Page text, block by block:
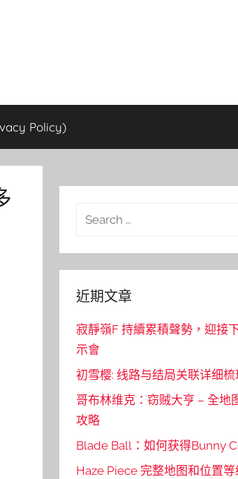
Policy)
Search
近期文章
寂靜嶺F 持續累積聲勢，迎接
示會
初雪樱: 线路与结局关联详细梳
哥布林维克：窃贼大亨 – 全地
攻略
Blade Ball：如何获得Bunny
Haze Piece 完整地图和位置等